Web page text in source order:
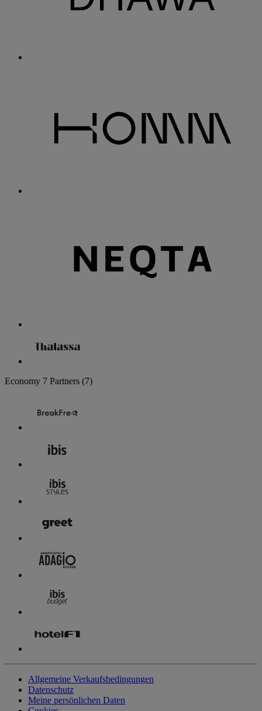
Economy 7 Partners (7)
Allgemeine Verkaufsbedingungen
Datenschutz
Meine persönlichen Daten